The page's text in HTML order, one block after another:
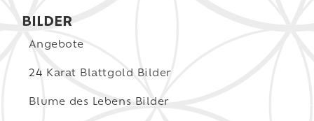
BILDER
Angebote
24 Karat Blattgold Bilder
Blume des Lebens Bilder